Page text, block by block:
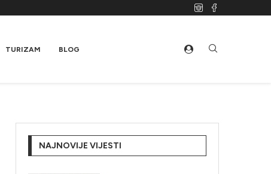
TURIZAM BLOG
NAJNOVIJE VIJESTI